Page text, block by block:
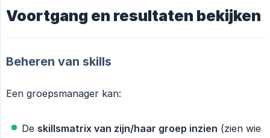
Voortgang en resultaten bekijken
Beheren van skills
Een groepsmanager kan:
De skillsmatrix van zijn/haar groep inzien (zien wie